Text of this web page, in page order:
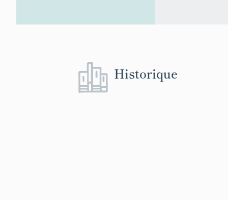
un avant-
Historique